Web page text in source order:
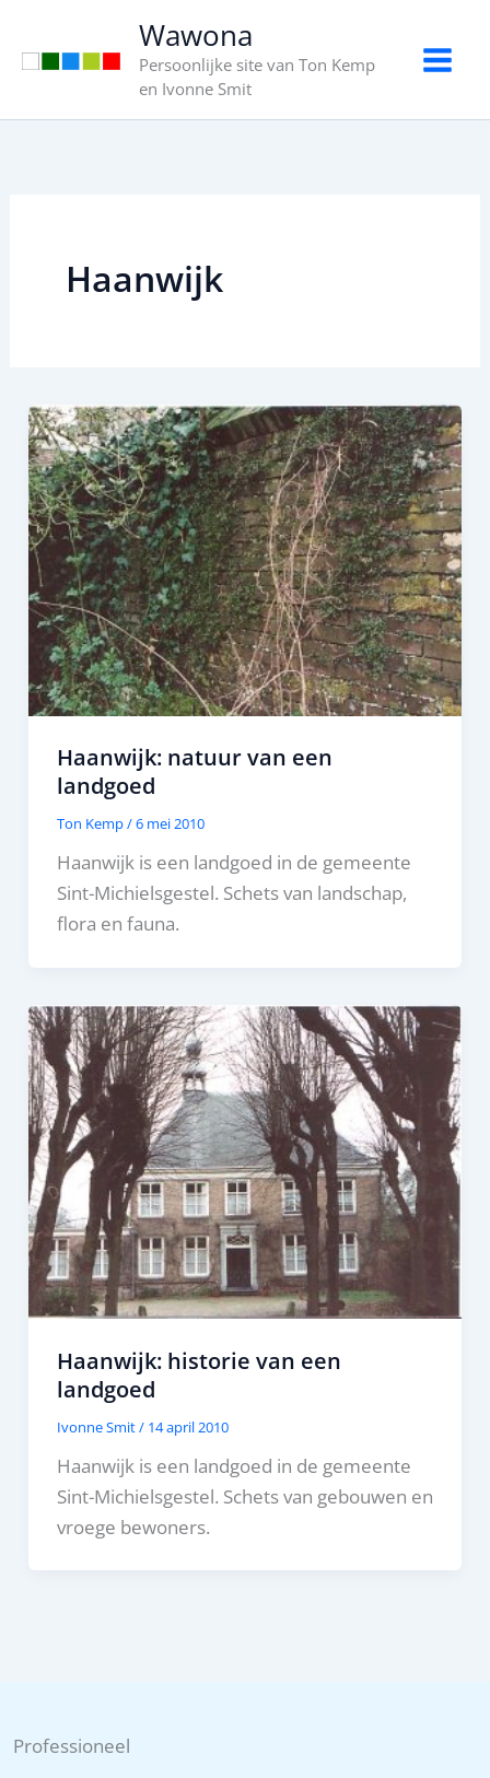
Wawona
Persoonlijke site van Ton Kemp
en Ivonne Smit
Haanwijk
Haanwijk: natuur van een
landgoed
Ton Kemp/6 mei 2010
Haanwijk is een landgoed in de gemeente
Sint-Michielsgestel. Schets van landschap,
flora en fauna.
Haanwijk: historie van een
landgoed
Ivonne Smit/ 14 april 2010
Haanwijk is een landgoed in de gemeente
Sint-Michielsgestel. Schets van gebouwen en
vroege bewoners.
Professioneel